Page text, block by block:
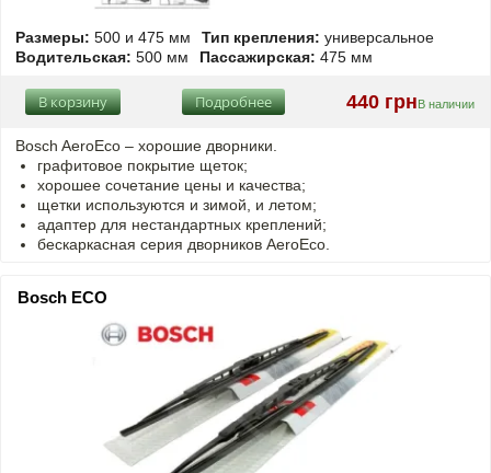
Размеры: 500 и 475 мм Тип крепления: универсальное
Водительская: 500 мм Пассажирская: 475 мм
440 грн В наличии
Подробнее
В корзину
Bosch AeroEco – хорошие дворники.
графитовое покрытие щеток;
хорошее сочетание цены и качества;
щетки используются и зимой, и летом;
адаптер для нестандартных креплений;
бескаркасная серия дворников AeroEco.
Bosch ECO